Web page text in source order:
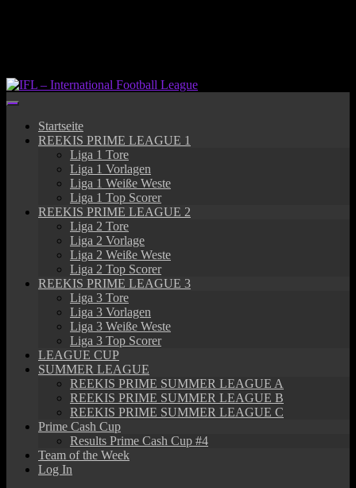
Startseite
REEKIS PRIME LEAGUE 1
Liga 1 Tore
Liga 1 Vorlagen
Liga 1 Weiße Weste
Liga 1 Top Scorer
REEKIS PRIME LEAGUE 2
Liga 2 Tore
Liga 2 Vorlage
Liga 2 Weiße Weste
Liga 2 Top Scorer
REEKIS PRIME LEAGUE 3
Liga 3 Tore
Liga 3 Vorlagen
Liga 3 Weiße Weste
Liga 3 Top Scorer
LEAGUE CUP
SUMMER LEAGUE
REEKIS PRIME SUMMER LEAGUE A
REEKIS PRIME SUMMER LEAGUE B
REEKIS PRIME SUMMER LEAGUE C
Prime Cash Cup
Results Prime Cash Cup #4
Team of the Week
Log In